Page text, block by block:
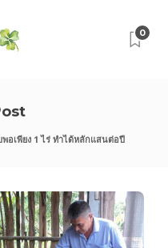
0
อเพียง 1 ไร่ ทำได้หลักแสนต่อปี